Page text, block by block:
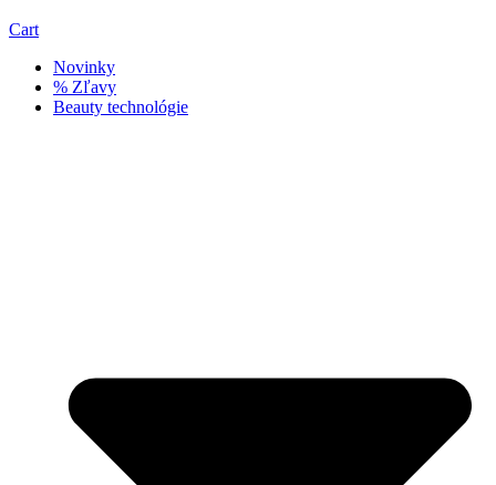
Cart
Novinky
% Zľavy
Beauty technológie